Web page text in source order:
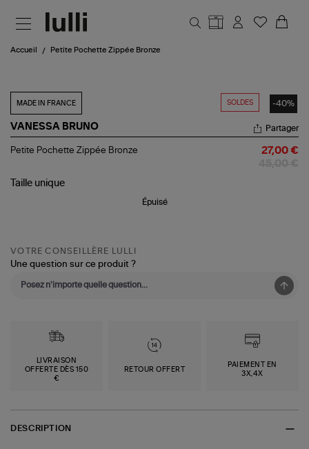
Accueil Petite Pochette Zippée Bronze
SOLDES -40%
MADE IN FRANCE
VANESSA BRUNO
Petite
Bronze
Partager
Petite Pochette Zippée Bronze 27,00 €
Taille unique
Épuisé
VOTRE CONSEILLÈRE LULLI
Une question sur ce produit ?
LIVRAISON
OFFERTE DÈS 150
€
RETOUR OFFERT
PAIEMENT EN
3X,4X
DESCRIPTION